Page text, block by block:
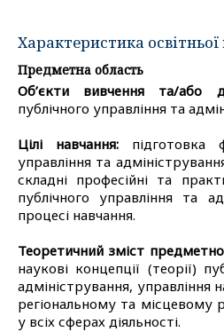
Характеристика
Предметна область
Об’єкти вивчення та/або
публічного управління та
Цілі навчання: підготовка
управління та
складні професійні та
публічного управління та
процесі навчання.
Теоретичний зміст
наукові концепції (теорії)
адміністрування, управління
регіональному та місцевому
у всіх сферах діяльності.